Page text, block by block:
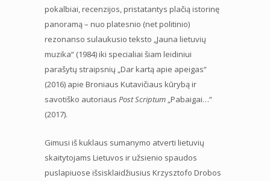
pokalbiai, recenzijos, pristatantys plačią istorinę
panoramą – nuo platesnio (net politinio)
rezonanso sulaukusio teksto „Jauna lietuvių
muzika“ (1984) iki specialiai šiam leidiniui
parašytų straipsnių „Dar kartą apie apeigas“
(2016) apie Broniaus Kutavičiaus kūrybą ir
savotiško autoriaus Post Scriptum „Pabaigai…“
(2017).
Gimusi iš kuklaus sumanymo atverti lietuvių
skaitytojams Lietuvos ir užsienio spaudos
puslapiuose išsisklaidžiusius Krzysztofo Drobos